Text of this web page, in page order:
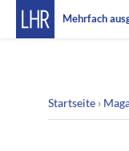
Mehrfach
Startseite ›